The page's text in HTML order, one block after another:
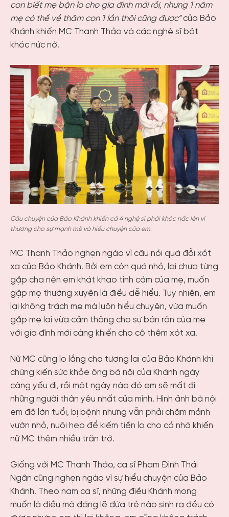
con biết mẹ bận lo cho gia đình mới rồi, nhưng 1 năm
mẹ có thể về thăm con 1 lần thôi cũng được”của Bảo
Khánh khiến MC Thanh Thảo và các nghệ sĩ bật
khóc nức nở.
Câu chuyện của Bảo Khánh khiến cả 4 nghệ sĩ phải khóc nấc lên vì
thương cho sự mạnh mẽ và hiểu chuyện của em.
MC Thanh Thảo nghẹn ngào vì câu nói quá đỗi xót
xa của Bảo Khánh. Bởi em còn quá nhỏ, lại chưa từng
gặp cha nên em khát khao tình cảm của mẹ, muốn
gặp mẹ thường xuyên là điều dễ hiểu. Tuy nhiên, em
lại không trách mẹ mà luôn hiểu chuyện, vừa muốn
gặp mẹ lại vừa cảm thông cho sự bận rộn của mẹ
với gia đình mới càng khiến cho cô thêm xót xa.
Nữ MC cũng lo lắng cho tương lai của Bảo Khánh khi
chứng kiến sức khỏe ông bà nội của Khánh ngày
càng yếu đi, rồi một ngày nào đó em sẽ mất đi
những người thân yêu nhất của mình. Hình ảnh bà nội
em đã lớn tuổi, bị bệnh nhưng vẫn phải chăm mảnh
vườn nhỏ, nuôi heo để kiếm tiền lo cho cả nhà khiến
nữ MC thêm nhiều trăn trở.
Giống với MC Thanh Thảo, ca sĩ Phạm Đình Thái
Ngân cũng nghẹn ngào vì sự hiểu chuyện của Bảo
Khánh. Theo nam ca sĩ, những điều Khánh mong
muốn là điều mà đáng lẽ đứa trẻ nào sinh ra đều có